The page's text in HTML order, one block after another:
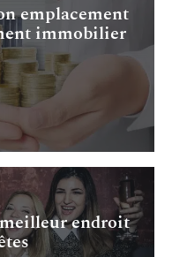
emplacement
immobilier
endroit